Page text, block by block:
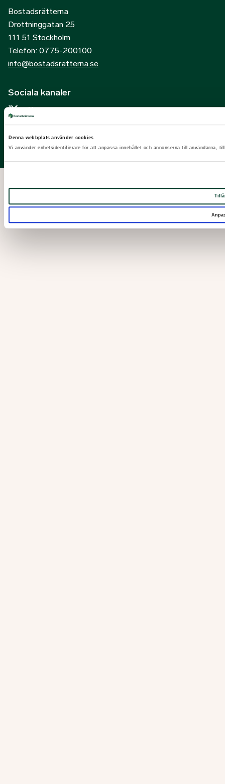
Denna webbplats använder cookies
Vi använder enhetsidentifierare för att anpassa innehållet och annonserna till användarna,
Bostadsrätterna
Drottninggatan 25
111 51 Stockholm
Telefon: 0775-200100
info@bostadsratterna.se
Sociala kanaler
X
Facebook
LinkedIn